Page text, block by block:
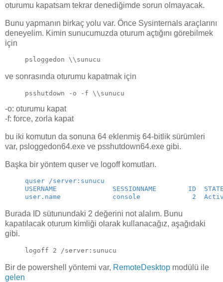
oturumu kapatsam tekrar denediğimde sorun olmayacak.
Bunu yapmanın birkaç yolu var. Önce Sysinternals araçlarını
deneyelim. Kimin sunucumuzda oturum açtığını görebilmek
için
psloggedon \\sunucu
ve sonrasında oturumu kapatmak için
psshutdown -o -f \\sunucu
-o: oturumu kapat
-f: force, zorla kapat
bu iki komutun da sonuna 64 eklenmiş 64-bitlik sürümleri
var, psloggedon64.exe ve psshutdown64.exe gibi.
Başka bir yöntem quser ve logoff komutları.
quser /server:sunucu
USERNAME              SESSIONNAME        ID
user.name             console             2
Burada ID sütunundaki 2 değerini not alalım. Bunu
kapatılacak oturum kimliği olarak kullanacağız, aşağıdaki
gibi.
logoff 2 /server:sunucu
Bir de powershell yöntemi var, RemoteDesktop modülü ile
gelen